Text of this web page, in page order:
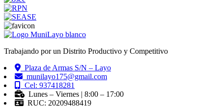
Trabajando por un Distrito Productivo y Competitivo
Plaza de Armas S/N – Layo
munilayo175@gmail.com
Cel: 937418281
Lunes – Viernes | 8:00 – 17:00
RUC: 20209488419